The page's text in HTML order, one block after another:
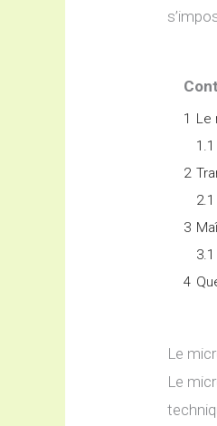
1 Le
1.1
2
2.1
3
3.1
4
Le
Le